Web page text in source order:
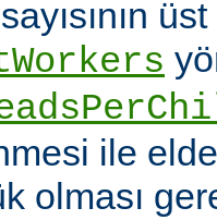
üst
ile
olması